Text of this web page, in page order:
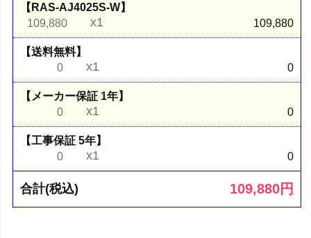
【RAS-AJ4025S-W】
109,880
x1 109,880
【送料無料】
0
x1 0
【メーカー保証 1年】
0
x1 0
【工事保証 5年】
0
x1 0
合計(税込) 109,880円